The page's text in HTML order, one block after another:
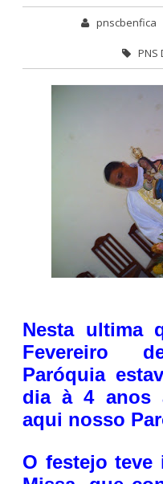
pnscbenfica
PNS
Nesta ultima
Fevereiro
Paróquia
dia à 4 anos
aqui nosso
O festejo teve